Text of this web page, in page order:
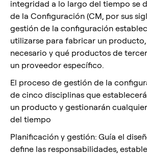
integridad a lo largo del tiempo se
de la Configuración (CM, por sus
gestión de la configuración
utilizarse para fabricar un
necesario y qué productos de
un proveedor específico.
El proceso de gestión de la
de cinco disciplinas que
un producto y gestionarán
del tiempo
Planificación y gestión: Guía el
define las responsabilidades,